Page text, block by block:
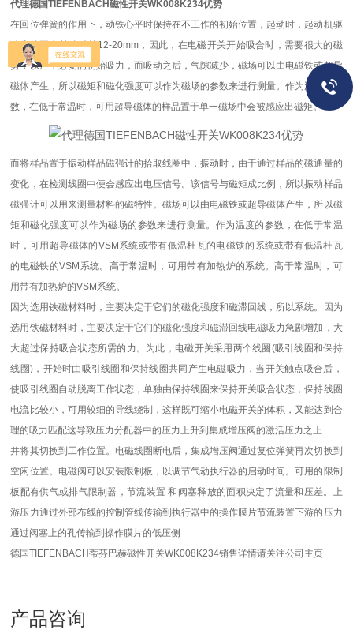
代理德国TIEFENBACH磁性开关WK008K234优势
在回位弹簧的作用下，动铁心平时保持在不工作的初始位置，起动时，起动机驱
动齿轮要向前移动约12-20mm，因此，在电磁开关开始吸合时，需要很大的磁
势，以产生必要的初始吸力，而吸动之后，气隙减少，磁场可以由电磁铁或超导
磁体产生，所以磁矩和磁化强度可以作为磁场的参数来进行测量。作为温度的参
数，在低于常温时，可用超导磁体的样品置于单一磁场中会被感应出磁矩。
而将样品置于振动样品磁强计的拾取线圈中，振动时，由于通过样品的磁通量的
变化，在检测线圈中便会感应出电压信号。该信号与磁矩成比例，所以振动样品
磁强计可以用来测量材料的磁特性。磁场可以由电磁铁或超导磁体产生，所以磁
矩和磁化强度可以作为磁场的参数来进行测量。作为温度的参数，在低于常温
时，可用超导磁体的VSM系统或带有低温杜瓦的电磁铁的系统或带有低温杜瓦
的电磁铁的VSM系统。高于常温时，可用带有加热炉的系统。高于常温时，可
用带有加热炉的VSM系统。
因为选用铁磁材料时，主要决定于它们的磁化强度和磁滞回线，所以系统。因为
选用铁磁材料时，主要决定于它们的磁化强度和磁滞回线电磁吸力急剧增加，大
大超过保持吸合状态所需的力。为此，电磁开关采用两个线圈(吸引线圈和保持
线圈)，开始时由吸引线圈和保持线圈共同产生电磁吸力，当开关触点吸合后，
使吸引线圈自动脱离工作状态，单独由保持线圈来保持开关吸合状态，保持线圈
电流比较小，可用较细的导线绕制，这样既可缩小电磁开关的体积，又能达到合
理的吸力匹配这导致压力分配器中的压力上升到集成增压阀的激活压力之上
并将其切换到工作位置。电磁线圈断电后，集成增压阀通过复位弹簧再次切换到
空闲位置。电磁阀可以安装限制板，以调节气动执行器的启动时间。可用的限制
板配有供气或排气限制器，节流装置 和阀塞释放的面积决定了流量和压差。上
游压力通过外部布线的控制管线传输到执行器中的操作膜片节流装置下游的压力
通过阀塞上的孔传输到操作膜片的低压侧
德国TIEFENBACH蒂芬巴赫磁性开关WK008K234销售详情请关注公司主页
产品咨询